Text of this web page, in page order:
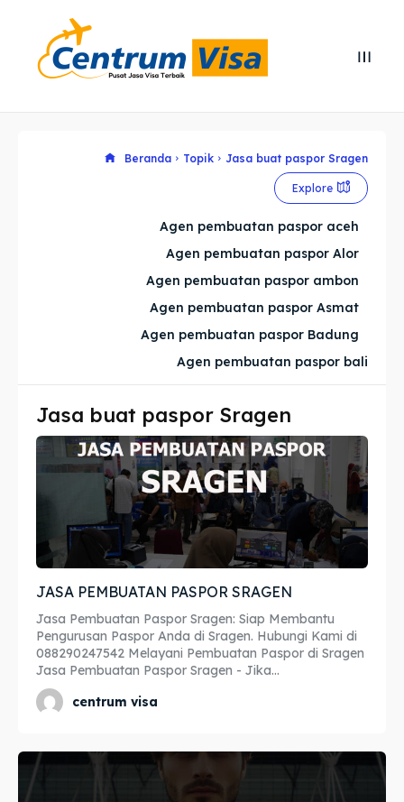
Explore our destinations
Imta
Legalisir
Penerjemah
Asuransi
Blog
Explore our destinations
Imta
Legalisir
Penerjemah
Asuransi
Blog
Beranda Topik Jasa buat paspor Sragen
Explore
Agen pembuatan paspor aceh
Agen pembuatan paspor Alor
Agen pembuatan paspor ambon
Agen pembuatan paspor Asmat
Agen pembuatan paspor Badung
Agen pembuatan paspor bali
Jasa buat paspor Sragen
JASA PEMBUATAN PASPOR SRAGEN
Jasa Pembuatan Paspor Sragen: Siap Membantu
Pengurusan Paspor Anda di Sragen. Hubungi Kami di
088290247542 Melayani Pembuatan Paspor di Sragen
Jasa Pembuatan Paspor Sragen - Jika...
centrum visa